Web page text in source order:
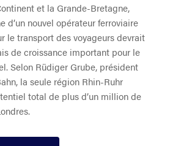
et la Grande-Bretagne,
d’un nouvel opérateur ferroviaire
le transport des voyageurs devrait
de croissance important pour le
Selon Rüdiger Grube, président
la seule région Rhin-Ruhr
total de plus d’un million de